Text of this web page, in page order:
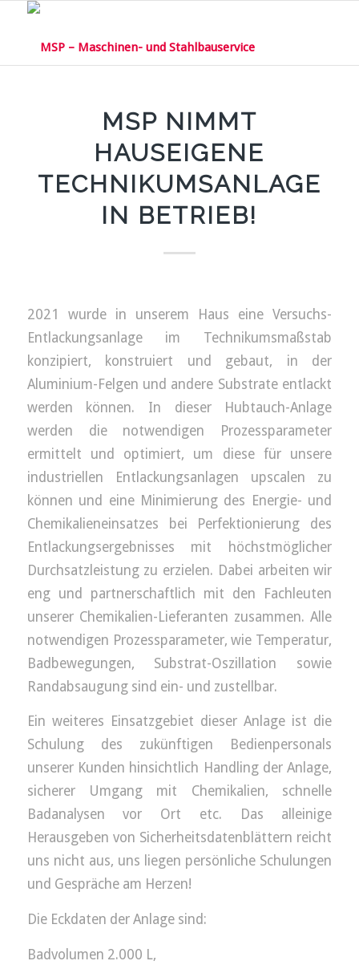
MSP NIMMT
HAUSEIGENE
TECHNIKUMSANLAGE
IN BETRIEB!
2021 wurde in unserem Haus eine Versuchs-
Entlackungsanlage im Technikumsmaßstab
konzipiert, konstruiert und gebaut, in der
Aluminium-Felgen und andere Substrate entlackt
werden können. In dieser Hubtauch-Anlage
werden die notwendigen Prozessparameter
ermittelt und optimiert, um diese für unsere
industriellen Entlackungsanlagen upscalen zu
können und eine Minimierung des Energie- und
Chemikalieneinsatzes bei Perfektionierung des
Entlackungsergebnisses mit höchstmöglicher
Durchsatzleistung zu erzielen. Dabei arbeiten wir
eng und partnerschaftlich mit den Fachleuten
unserer Chemikalien-Lieferanten zusammen. Alle
notwendigen Prozessparameter, wie Temperatur,
Badbewegungen, Substrat-Oszillation sowie
Randabsaugung sind ein- und zustellbar.
Ein weiteres Einsatzgebiet dieser Anlage ist die
Schulung des zukünftigen Bedienpersonals
unserer Kunden hinsichtlich Handling der Anlage,
sicherer Umgang mit Chemikalien, schnelle
Badanalysen vor Ort etc. Das alleinige
Herausgeben von Sicherheitsdatenblättern reicht
uns nicht aus, uns liegen persönliche Schulungen
und Gespräche am Herzen!
Die Eckdaten der Anlage sind:
Badvolumen 2.000 L,